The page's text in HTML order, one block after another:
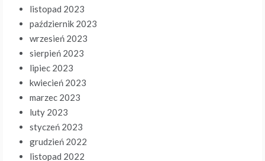
listopad 2023
październik 2023
wrzesień 2023
sierpień 2023
lipiec 2023
kwiecień 2023
marzec 2023
luty 2023
styczeń 2023
grudzień 2022
listopad 2022